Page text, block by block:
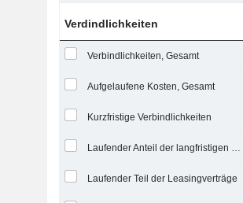
Verdindlichkeiten
Verbindlichkeiten, Gesamt
Aufgelaufene Kosten, Gesamt
Kurzfristige Verbindlichkeiten
Laufender Anteil der langfristigen Verschuldung
Laufender Teil der Leasingverträge